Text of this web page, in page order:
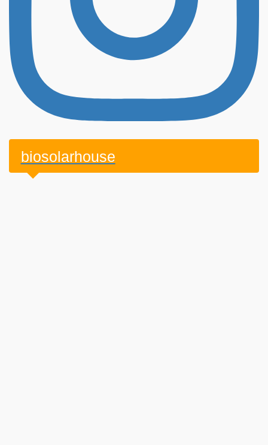
biosolarhouse